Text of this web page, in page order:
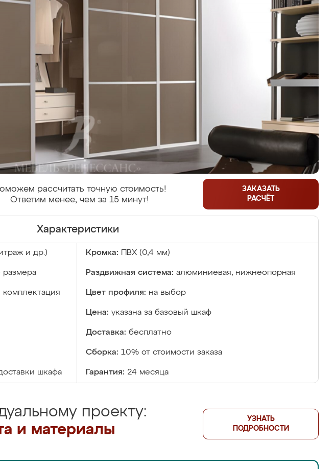
рассчитать точную стоимость!
Ответим менее, чем за 15 минут!
ЗАКАЗАТЬ
РАСЧЁТ
Характеристики
и др.) Кромка: ПВХ (0,4 мм)
размера Раздвижная система: алюминиевая, нижнеопорная
комплектация Цвет профиля: на выбор
Цена: указана за базовый шкаф
Доставка: бесплатно
Сборка: 10% от стоимости заказа
шкафа Гарантия: 24 месяца
проекту:
и материалы
УЗНАТЬ
ПОДРОБНОСТИ